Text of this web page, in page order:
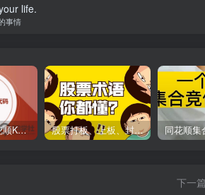
life.
事情
超级简单！同花顺K线界面显示行业概念指标代码图解 股票打板、上板、封板、翘板、炸板是什么意思？炒股你必须懂的暗语！
下一篇